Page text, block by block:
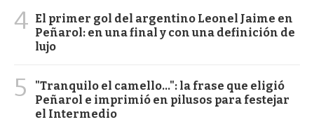
4 El primer gol del argentino Leonel Jaime en
Peñarol: en una final y con una definición de
lujo
5
"Tranquilo el camello...": la frase que eligió
Peñarol e imprimió en pilusos para festejar
el Intermedio